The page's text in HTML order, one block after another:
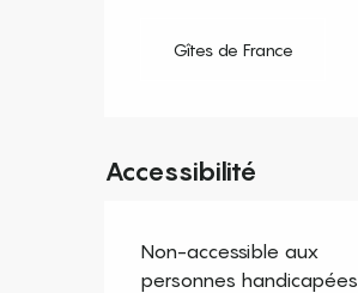
Gîtes de France
Accessibilité
Non-accessible aux
personnes handicapées